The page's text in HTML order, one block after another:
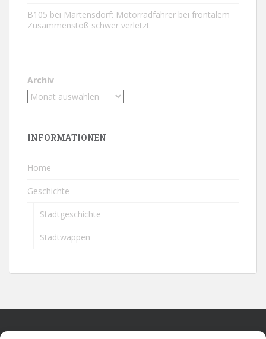
B105 bei Martensdorf: Motorradfahrer bei frontalem
Zusammenstoß schwer verletzt
Archiv
INFORMATIONEN
Home
Geschichte
Stadtgeschichte
Stadtwappen